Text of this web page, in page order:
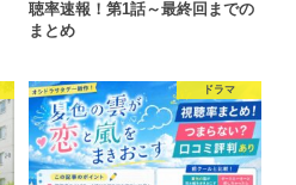
聴率速報！第1話～最終回までの
まとめ
ドラマ